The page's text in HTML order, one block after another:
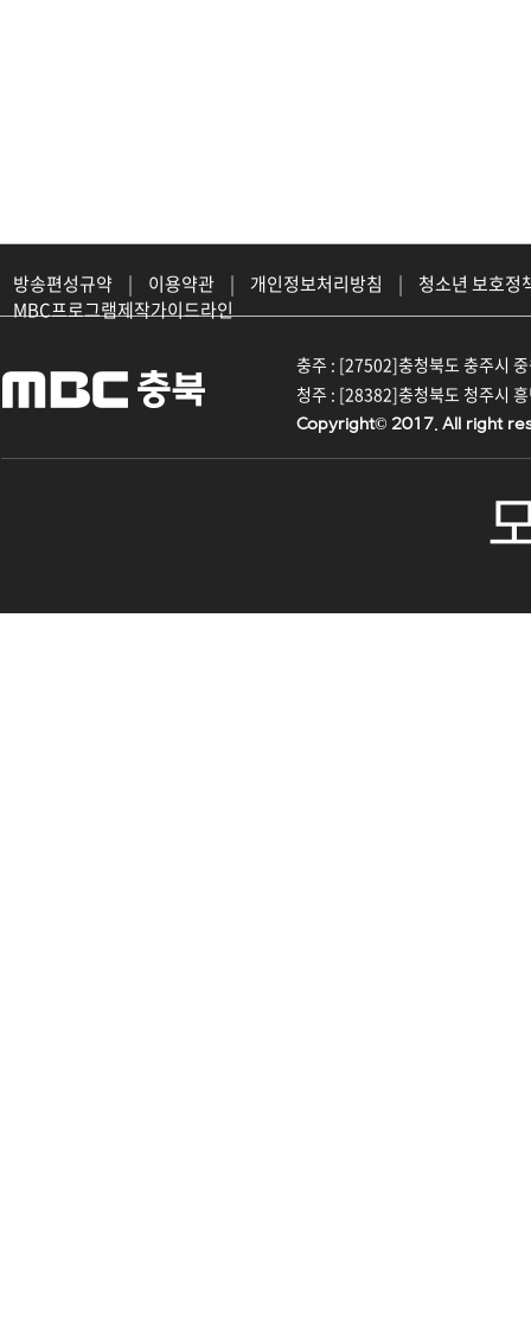
방송편성규약 | 이용약관 | 개인정보처리방침 |
청소년 보호정
MBC프로그램제작가이드라인
충주 : [27502]충청북도 충주시
청주 : [28382]충청북도 청주시
Copyright© 2017. All right